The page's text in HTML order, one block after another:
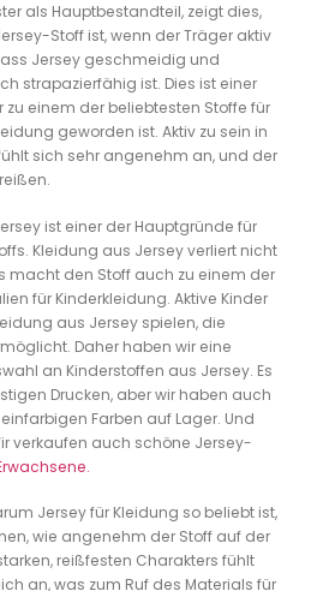
als Hauptbestandteil, zeigt dies,
Stoff ist, wenn der Träger aktiv
Jersey geschmeidig und
strapazierfähig ist. Dies ist einer
zu einem der beliebtesten Stoffe für
geworden ist. Aktiv zu sein in
sich sehr angenehm an, und der
ist einer der Hauptgründe für
Kleidung aus Jersey verliert nicht
macht den Stoff auch zu einem der
für Kinderkleidung. Aktive Kinder
aus Jersey spielen, die
Daher haben wir eine
an Kinderstoffen aus Jersey. Es
Drucken, aber wir haben auch
Farben auf Lager. Und
verkaufen auch schöne Jersey-
Jersey für Kleidung so beliebt ist,
wie angenehm der Stoff auf der
reißfesten Charakters fühlt
an, was zum Ruf des Materials für